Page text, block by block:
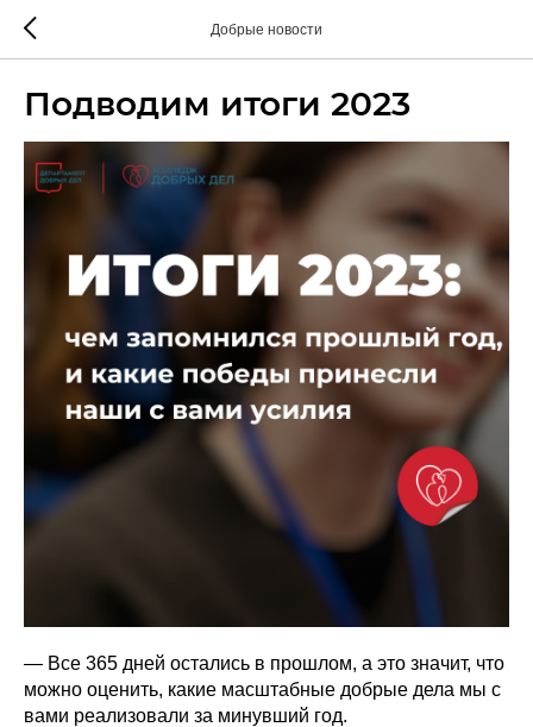
Добрые новости
Подводим итоги 2023
— Все 365 дней остались в прошлом, а это значит, что
можно оценить, какие масштабные добрые дела мы с
вами реализовали за минувший год.